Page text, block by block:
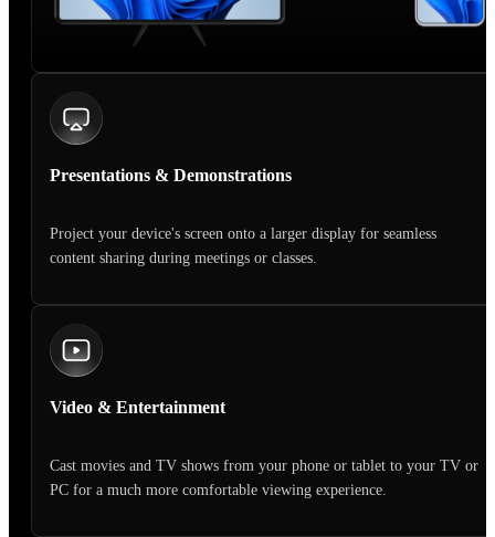
Presentations & Demonstrations
Project your device's screen onto a larger display for seamless
content sharing during meetings or classes.
Video & Entertainment
Cast movies and TV shows from your phone or tablet to your TV or
PC for a much more comfortable viewing experience.